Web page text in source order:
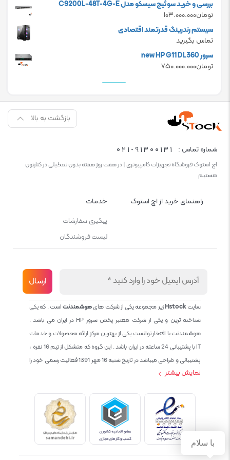
was:
بررسی و خرید سوئیچ سیسکو مدل C9200L-48T-4G-E
تومان۱۰۳.۰۰۰.۰۰۰
سیستم رندرینگ قدرتمند اقتصادی
تماس بگیرید
سرور new HP G11 DL360
تومان۷۵۰.۰۰۰.۰۰۰
بازگشت به بالا
شماره تماس : 021-91300131
اچ استوک فروشگاه تجهیزات کامپیوتری | در هفت روز هفته بدون تعطیلی در کنارتون
هستیم
راهنمای خرید از اچ استوک خدمات
پیگیری سفارشات
لیست فروشندگان
سایتHstockزیر مجموعه یکی از شرکت هایهوشمندنتاست . که یکی
شناخته ترین و یکی از شرکت معتبر پخش سرور HP در ایران می باشد .
هوشمندنت با افتخار توانست یکی از بهترین مرکز ارائه محصولات و خدمات
IT با پشتیبانی 24 ساعته در ایران باشد . این گروه که متشکل از تیم 16 نفره ،
پشتیبانی و طراحی میباشد در تاریخ شنبه 16 مهر 1391 فعالیت رسمی خود را
بوده و هست و تمام تلاش ما خدماتی کامل و بدون عیب به تمام مشتریان
عزیز میباشد حال با توجه به در خواست مشتریان و همکاران سعی کردیم
سایتی اماده کنیم که تمام مشتریان عزیزمان با خیال راحت تمام محصولات
IT خود را خریداری کنند.
نمایش بیشتر
با سلام